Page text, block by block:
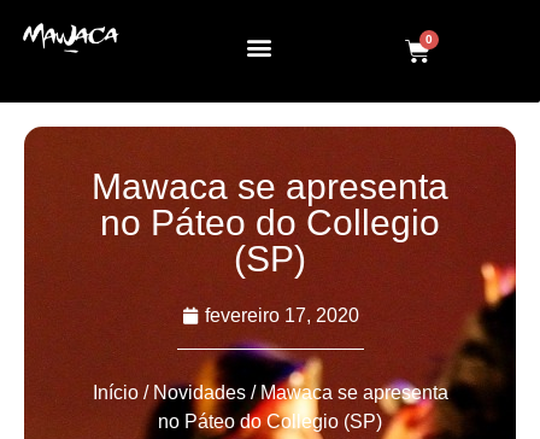
0
Mawaca se apresenta
no Páteo do Collegio
(SP)
fevereiro 17, 2020
Início/ Novidades/ Mawaca se apresenta
no Páteo do Collegio (SP)